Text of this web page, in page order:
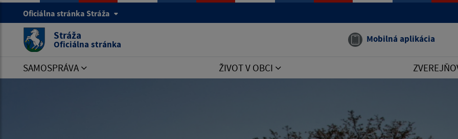
Oficiálna stránka Stráža
Stráža
Oficiálna stránka Mobilná aplikácia
SAMOSPRÁVA ŽIVOT V OBCI